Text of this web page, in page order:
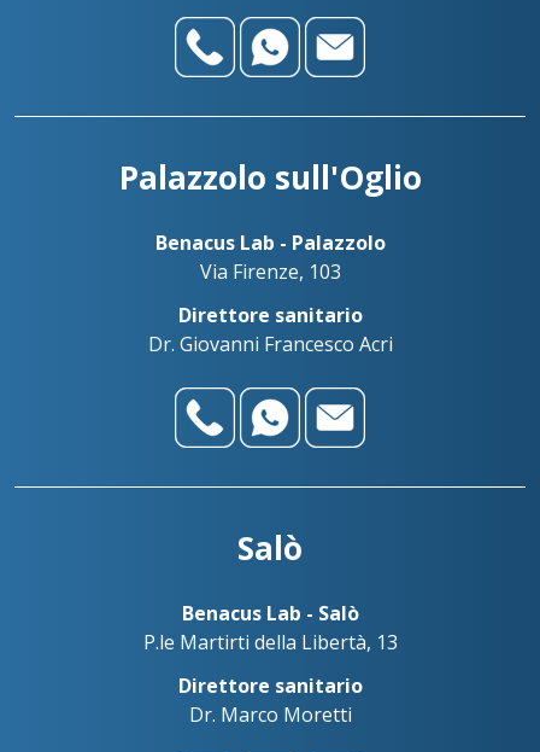
Palazzolo sull'Oglio
Benacus Lab - Palazzolo
Via Firenze, 103
Direttore sanitario
Dr. Giovanni Francesco Acri
Salò
Benacus Lab - Salò
P.le Martirti della Libertà, 13
Direttore sanitario
Dr. Marco Moretti